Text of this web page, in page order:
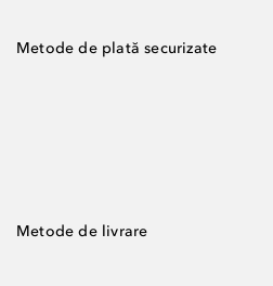
Metode de plată securizate
Metode de livrare